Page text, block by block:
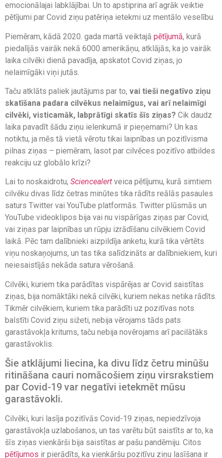
emocionālajai labklājībai. Un to apstiprina arī agrāk veiktie
pētījumi par Covid ziņu patēriņa ietekmi uz mentālo veselību.
Piemēram, kādā 2020. gada martā veiktajā pētījumā, kurā
piedalījās vairāk nekā 6000 amerikāņu, atklājās, ka jo vairāk
laika cilvēki dienā pavadīja, apskatot Covid ziņas, jo
nelaimīgāki viņi jutās.
Taču atklāts paliek jautājums par to, vai tieši negatīvo ziņu
skatīšana padara cilvēkus nelaimīgus, vai arī nelaimīgi
cilvēki, visticamāk, labprātīgi skatīs šīs ziņas? Cik daudz
laika pavadīt šādu ziņu ielenkumā ir pieņemami? Un kas
notiktu, ja mēs tā vietā vērotu tikai laipnības un pozitīvisma
pilnas ziņas – piemēram, lasot par cilvēces pozitīvo atbildes
reakciju uz globālo krīzi?
Lai to noskaidrotu, Sciencealert veica pētījumu, kurā simtiem
cilvēku divas līdz četras minūtes tika rādīts reālās pasaules
saturs Twitter vai YouTube platformās. Twitter plūsmās un
YouTube videoklipos bija vai nu vispārīgas ziņas par Covid,
vai ziņas par laipnības un rūpju izrādīšanu cilvēkiem Covid
laikā. Pēc tam dalībnieki aizpildīja anketu, kurā tika vērtēts
viņu noskaņojums, un tas tika salīdzināts ar dalībniekiem, kuri
neiesaistījās nekāda satura vērošanā.
Cilvēki, kuriem tika parādītas vispārējas ar Covid saistītas
ziņas, bija nomāktāki nekā cilvēki, kuriem nekas netika rādīts.
Tikmēr cilvēkiem, kuriem tika parādīti uz pozitīvas nots
balstīti Covid ziņu sižeti, nebija vērojams tāds pats
garastāvokļa kritums, taču nebija novērojams arī pacilātāks
garastāvoklis.
Šie atklājumi liecina, ka divu līdz četru minūšu
ritināšana cauri nomācošiem ziņu virsrakstiem
par Covid-19 var negatīvi ietekmēt mūsu
garastāvokli.
Cilvēki, kuri lasīja pozitīvās Covid-19 ziņas, nepiedzīvoja
garastāvokļa uzlabošanos, un tas varētu būt saistīts ar to, ka
šīs ziņas vienkārši bija saistītas ar pašu pandēmiju. Citos
pētījumos ir pierādīts, ka vienkāršu pozitīvu ziņu lasīšana ir